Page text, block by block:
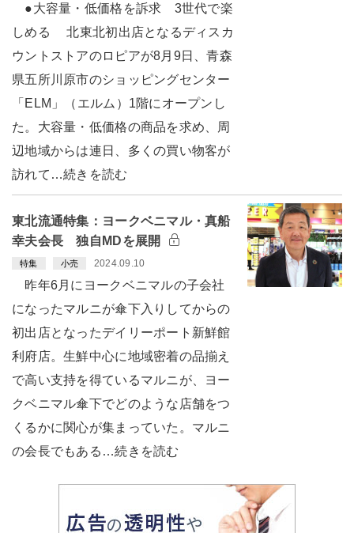
●大容量・低価格を訴求 3世代で楽
しめる 北東北初出店となるディスカ
ウントストアのロピアが8月9日、青森
県五所川原市のショッピングセンター
「ELM」（エルム）1階にオープンし
た。大容量・低価格の商品を求め、周
辺地域からは連日、多くの買い物客が
訪れて…続きを読む
東北流通特集：ヨークベニマル・真船
幸夫会長 独自MDを展開
特集 小売 2024.09.10
昨年6月にヨークベニマルの子会社
になったマルニが傘下入りしてからの
初出店となったデイリーポート新鮮館
利府店。生鮮中心に地域密着の品揃え
で高い支持を得ているマルニが、ヨー
クベニマル傘下でどのような店舗をつ
くるかに関心が集まっていた。マルニ
の会長でもある…続きを読む